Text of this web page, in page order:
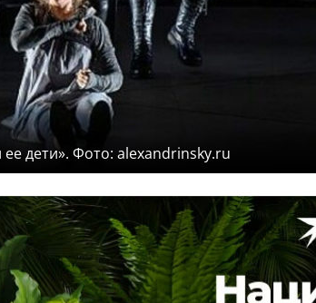
дети». Фото: alexandrinsky.ru